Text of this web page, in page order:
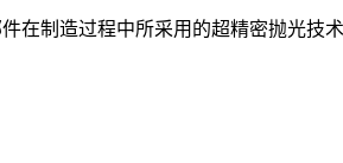
在制造过程中所采用的超精密抛光技